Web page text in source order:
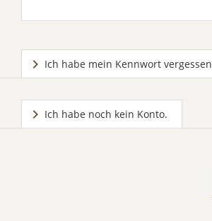
Ich habe mein Kennwort vergessen
Ich habe noch kein Konto.